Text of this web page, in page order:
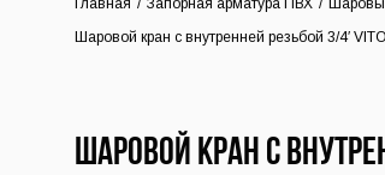
Шаровой кран c внутренней резьбой 3/4′
Шаровой кран c